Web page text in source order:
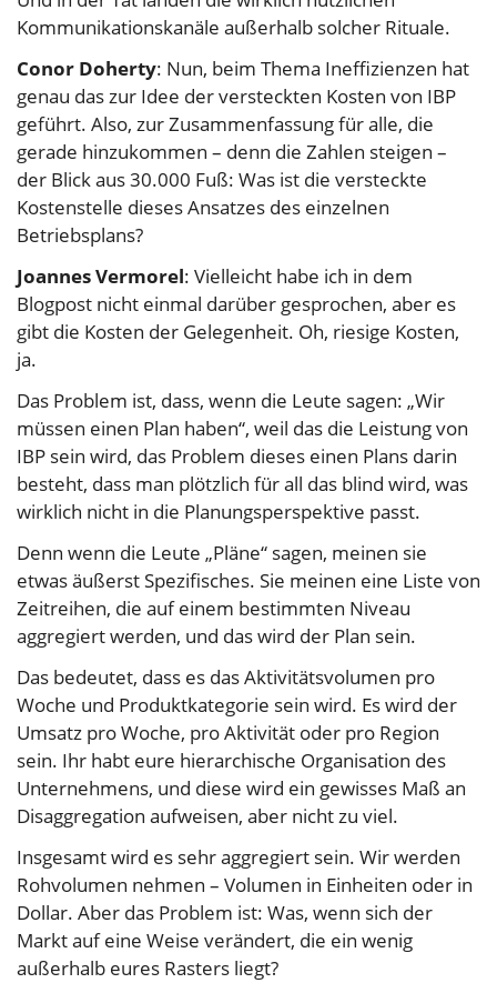
Kommunikationskanäle außerhalb solcher Rituale.
Conor Doherty: Nun, beim Thema Ineffizienzen hat
genau das zur Idee der versteckten Kosten von IBP
geführt. Also, zur Zusammenfassung für alle, die
gerade hinzukommen – denn die Zahlen steigen –
der Blick aus 30.000 Fuß: Was ist die versteckte
Kostenstelle dieses Ansatzes des einzelnen
Betriebsplans?
Joannes Vermorel: Vielleicht habe ich in dem
Blogpost nicht einmal darüber gesprochen, aber es
gibt die Kosten der Gelegenheit. Oh, riesige Kosten,
ja.
Das Problem ist, dass, wenn die Leute sagen: „Wir
müssen einen Plan haben“, weil das die Leistung von
IBP sein wird, das Problem dieses einen Plans darin
besteht, dass man plötzlich für all das blind wird, was
wirklich nicht in die Planungsperspektive passt.
Denn wenn die Leute „Pläne“ sagen, meinen sie
etwas äußerst Spezifisches. Sie meinen eine Liste von
Zeitreihen, die auf einem bestimmten Niveau
aggregiert werden, und das wird der Plan sein.
Das bedeutet, dass es das Aktivitätsvolumen pro
Woche und Produktkategorie sein wird. Es wird der
Umsatz pro Woche, pro Aktivität oder pro Region
sein. Ihr habt eure hierarchische Organisation des
Unternehmens, und diese wird ein gewisses Maß an
Disaggregation aufweisen, aber nicht zu viel.
Insgesamt wird es sehr aggregiert sein. Wir werden
Rohvolumen nehmen – Volumen in Einheiten oder in
Dollar. Aber das Problem ist: Was, wenn sich der
Markt auf eine Weise verändert, die ein wenig
außerhalb eures Rasters liegt?